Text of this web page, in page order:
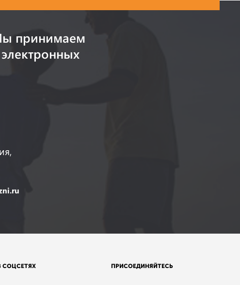
принимаем
СОЦСЕТЯХ ПРИСОЕДИНЯЙТЕСЬ